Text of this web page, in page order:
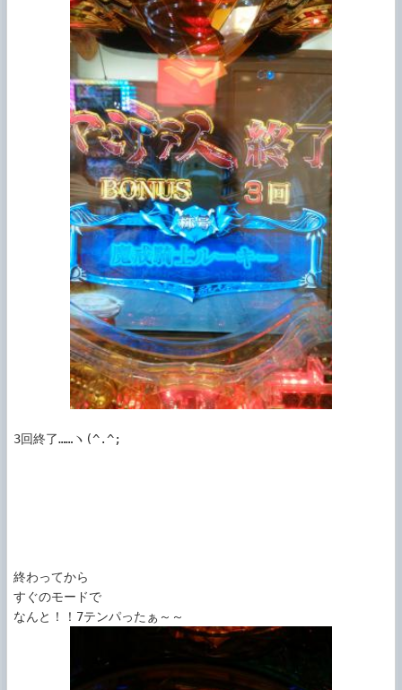
3回終了……ヽ(^.^;
終わってから
すぐのモードで